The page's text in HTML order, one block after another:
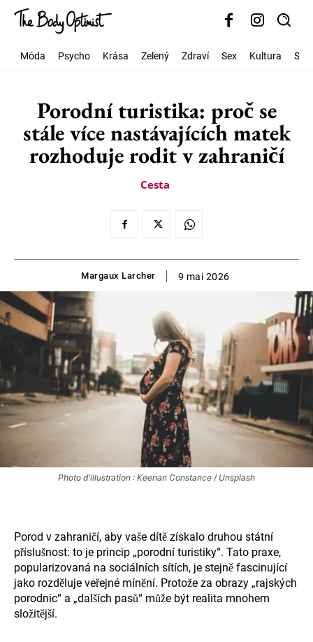
Móda Psycho Krása Zelený Zdraví Sex Kultura
Porodní turistika: proč se
stále více nastávajících matek
rozhoduje rodit v zahraničí
Cesta
Margaux Larcher 9 mai 2026
Photo d'illustration : Keenan Constance / Unsplash
Porod v zahraničí, aby vaše dítě získalo druhou státní
příslušnost: to je princip „porodní turistiky“. Tato praxe,
popularizovaná na sociálních sítích, je stejně fascinující
jako rozděluje veřejné mínění. Protože za obrazy „rajských
porodnic“ a „dalších pasů“ může být realita mnohem
složitější.